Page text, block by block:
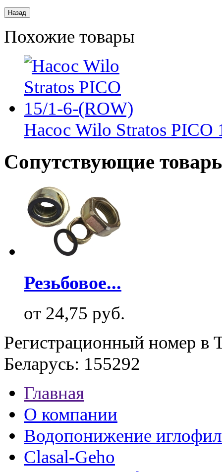
Похожие товары
Насос Wilo Stratos PICO
Сопутствующие
Резьбовое...
от 24,75 руб.
Регистрационный номер в
Беларусь: 155292
Главная
О компании
Водопонижение
Clasal-Geho